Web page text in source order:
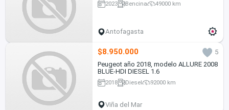
2023 Bencina 49000 km
Antofagasta
$8.950.000
5
Peugeot año 2018, modelo ALLURE 2008
BLUE-HDI DIESEL 1.6
2018 Diesel 92000 km
Viña del Mar